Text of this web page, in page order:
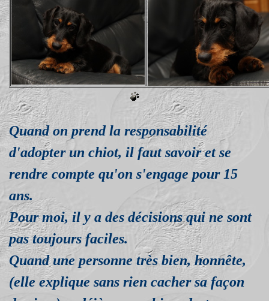
Quand on prend la responsabilité
d'adopter un chiot, il faut savoir et se
rendre compte qu'on s'engage pour 15
ans.
Pour moi, il y a des décisions qui ne sont
pas toujours faciles.
Quand une personne très bien, honnête,
(elle explique sans rien cacher sa façon